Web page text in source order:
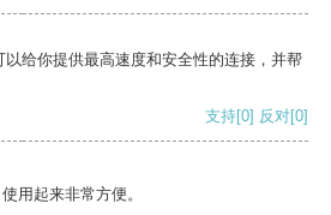
给你提供最高速度和安全性的连接，并帮
支持[0] 反对[0]
用起来非常方便。